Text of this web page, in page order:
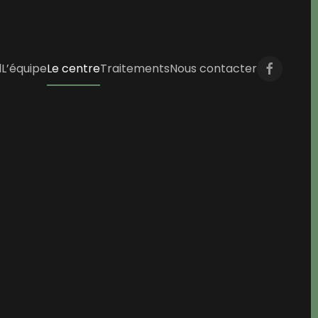
L’équipeLe centreTraitementsNous contacter